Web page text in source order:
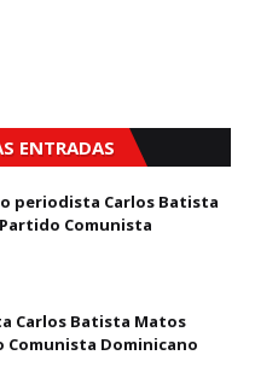
ENTRADAS
periodista Carlos Batista
Comunista
Carlos Batista Matos
Dominicano